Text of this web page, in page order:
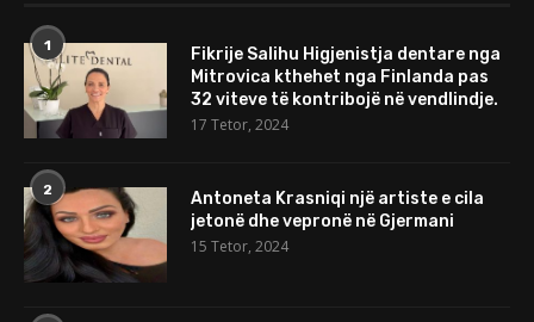
1
Fikrije Salihu Higjenistja dentare nga
Mitrovica kthehet nga Finlanda pas
32 viteve të kontribojë në vendlindje.
17 Tetor, 2024
2
Antoneta Krasniqi një artiste e cila
jetonë dhe vepronë në Gjermani
15 Tetor, 2024